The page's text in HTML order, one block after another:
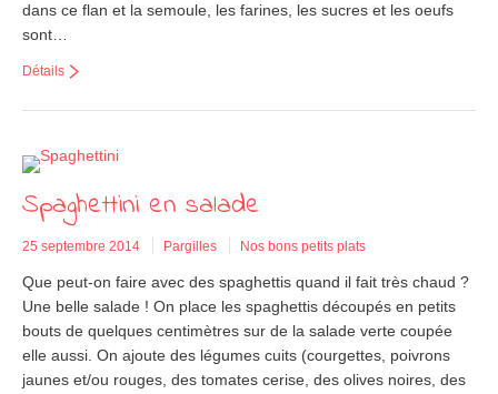
dans ce flan et la semoule, les farines, les sucres et les oeufs
sont…
Détails
Spaghettini en salade
25 septembre 2014 Pargilles Nos bons petits plats
Que peut-on faire avec des spaghettis quand il fait très chaud ?
Une belle salade ! On place les spaghettis découpés en petits
bouts de quelques centimètres sur de la salade verte coupée
elle aussi. On ajoute des légumes cuits (courgettes, poivrons
jaunes et/ou rouges, des tomates cerise, des olives noires, des